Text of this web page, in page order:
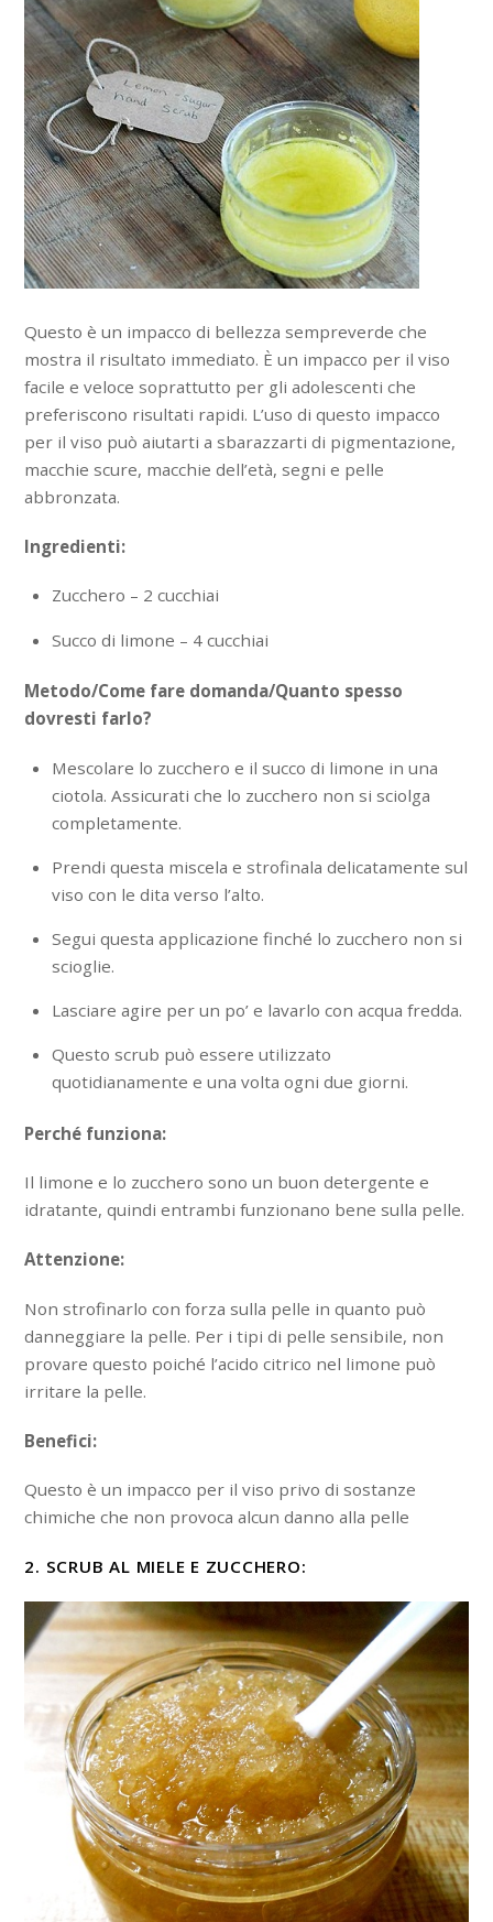
Questo è un impacco di bellezza sempreverde che
mostra il risultato immediato. È un impacco per il viso
facile e veloce soprattutto per gli adolescenti che
preferiscono risultati rapidi. L’uso di questo impacco
per il viso può aiutarti a sbarazzarti di pigmentazione,
macchie scure, macchie dell’età, segni e pelle
abbronzata.
Ingredienti:
Zucchero – 2 cucchiai
Succo di limone – 4 cucchiai
Metodo/Come fare domanda/Quanto spesso
dovresti farlo?
Mescolare lo zucchero e il succo di limone in una
ciotola. Assicurati che lo zucchero non si sciolga
completamente.
Prendi questa miscela e strofinala delicatamente sul
viso con le dita verso l’alto.
Segui questa applicazione finché lo zucchero non si
scioglie.
Lasciare agire per un po’ e lavarlo con acqua fredda.
Questo scrub può essere utilizzato
quotidianamente e una volta ogni due giorni.
Perché funziona:
Il limone e lo zucchero sono un buon detergente e
idratante, quindi entrambi funzionano bene sulla pelle.
Attenzione:
Non strofinarlo con forza sulla pelle in quanto può
danneggiare la pelle. Per i tipi di pelle sensibile, non
provare questo poiché l’acido citrico nel limone può
irritare la pelle.
Benefici:
Questo è un impacco per il viso privo di sostanze
chimiche che non provoca alcun danno alla pelle
2. SCRUB AL MIELE E ZUCCHERO: